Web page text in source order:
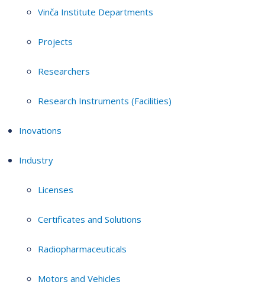
Vinča Institute Departments
Projects
Researchers
Research Instruments (Facilities)
Inovations
Industry
Licenses
Certificates and Solutions
Radiopharmaceuticals
Motors and Vehicles